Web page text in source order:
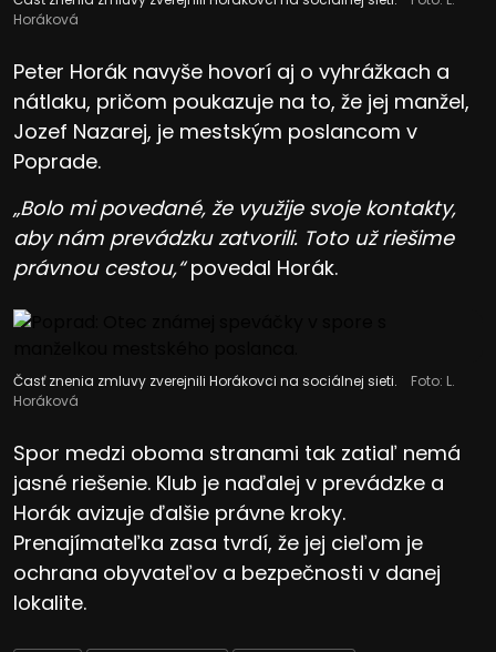
Horáková
Peter Horák navyše hovorí aj o vyhrážkach a
nátlaku, pričom poukazuje na to, že jej manžel,
Jozef Nazarej, je mestským poslancom v
Poprade.
„Bolo mi povedané, že využije svoje kontakty,
aby nám prevádzku zatvorili. Toto už riešime
právnou cestou,“povedal Horák.
Časť znenia zmluvy zverejnili Horákovci na sociálnej sieti.
Foto: L.
Horáková
Spor medzi oboma stranami tak zatiaľ nemá
jasné riešenie. Klub je naďalej v prevádzke a
Horák avizuje ďalšie právne kroky.
Prenajímateľka zasa tvrdí, že jej cieľom je
ochrana obyvateľov a bezpečnosti v danej
lokalite.